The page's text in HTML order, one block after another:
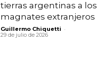
tierras argentinas a los
magnates extranjeros
Guillermo Chiquetti -
29 de julio de 2026